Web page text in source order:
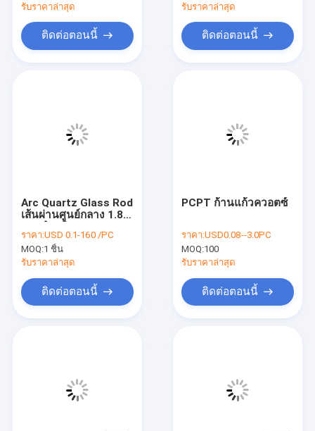
รับราคาล่าสุด
ติดต่อตอนนี้
รับราคาล่าสุด
ติดต่อตอนนี้
Arc Quartz Glass Rod
เส้นผ่านศูนย์กลาง 1.8
Flash Lamps UV
curing
ราคา:USD 0.1-160 /PC
MOQ:1 ชิ้น
รับราคาล่าสุด
ติดต่อตอนนี้
PCPT ก้านแก้วควอตซ์
ราคา:USD0.08--3.0PC
MOQ:100
รับราคาล่าสุด
ติดต่อตอนนี้